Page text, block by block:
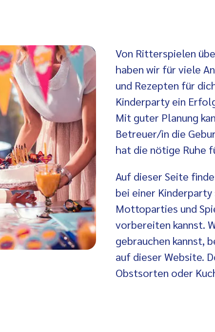
Von Ritterspielen
haben wir für viele
und Rezepten für
Kinderparty ein
Mit guter Planung
Betreuer/in die
hat die nötige Ruhe
Auf dieser Seite
bei einer
Mottoparties und
vorbereiten kannst.
gebrauchen kannst,
auf dieser Website.
Obstsorten oder